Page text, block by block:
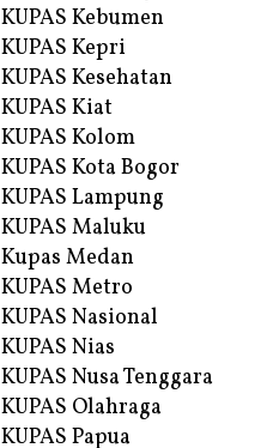
KUPAS Kebumen
KUPAS Kepri
KUPAS Kesehatan
KUPAS Kiat
KUPAS Kolom
KUPAS Kota Bogor
KUPAS Lampung
KUPAS Maluku
Kupas Medan
KUPAS Metro
KUPAS Nasional
KUPAS Nias
KUPAS Nusa Tenggara
KUPAS Olahraga
KUPAS Papua